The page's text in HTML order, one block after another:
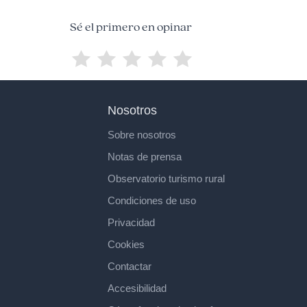
Sé el primero en opinar
Nosotros
Sobre nosotros
Notas de prensa
Observatorio turismo rural
Condiciones de uso
Privacidad
Cookies
Contactar
Accesibilidad